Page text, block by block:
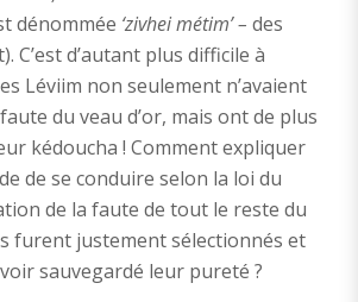
dénommée ‘zivhei métim’ – des
C’est d’autant plus difficile à
Léviim non seulement n’avaient
du veau d’or, mais ont de plus
kédoucha ! Comment expliquer
de se conduire selon la loi du
de la faute de tout le reste du
furent justement sélectionnés et
sauvegardé leur pureté ?